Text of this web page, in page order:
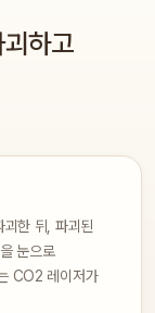
하고
한 뒤, 파괴된
눈으로
CO2 레이저가